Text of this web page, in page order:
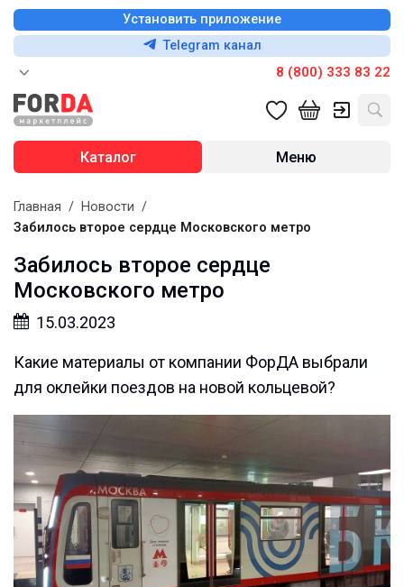
Установить приложение
Telegram канал
8 (800) 333 83 22
Каталог Меню
Главная / Новости /
Забилось второе сердце Московского метро
Забилось второе сердце
Московского метро
15.03.2023
Какие материалы от компании ФорДА выбрали
для оклейки поездов на новой кольцевой?